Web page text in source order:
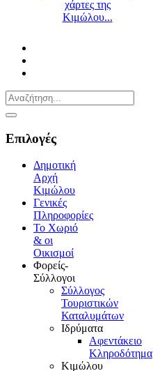
χάρτες της
Κιμώλου...
Επιλογές
Δημοτική
Αρχή
Κιμώλου
Γενικές
Πληροφορίες
Το Xωριό
& οι
Οικισμοί
Φορείς-
Σύλλογοι
Σύλλογος
Τουριστικών
Καταλυμάτων
Ιδρύματα
Αφεντάκειο
Κληροδότημα
Κιμώλου